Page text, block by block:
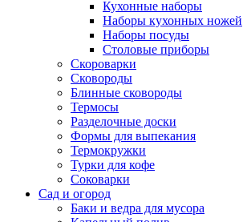
Кухонные наборы
Наборы кухонных ножей
Наборы посуды
Столовые приборы
Скороварки
Сковороды
Блинные сковороды
Термосы
Разделочные доски
Формы для выпекания
Термокружки
Турки для кофе
Соковарки
Сад и огород
Баки и ведра для мусора